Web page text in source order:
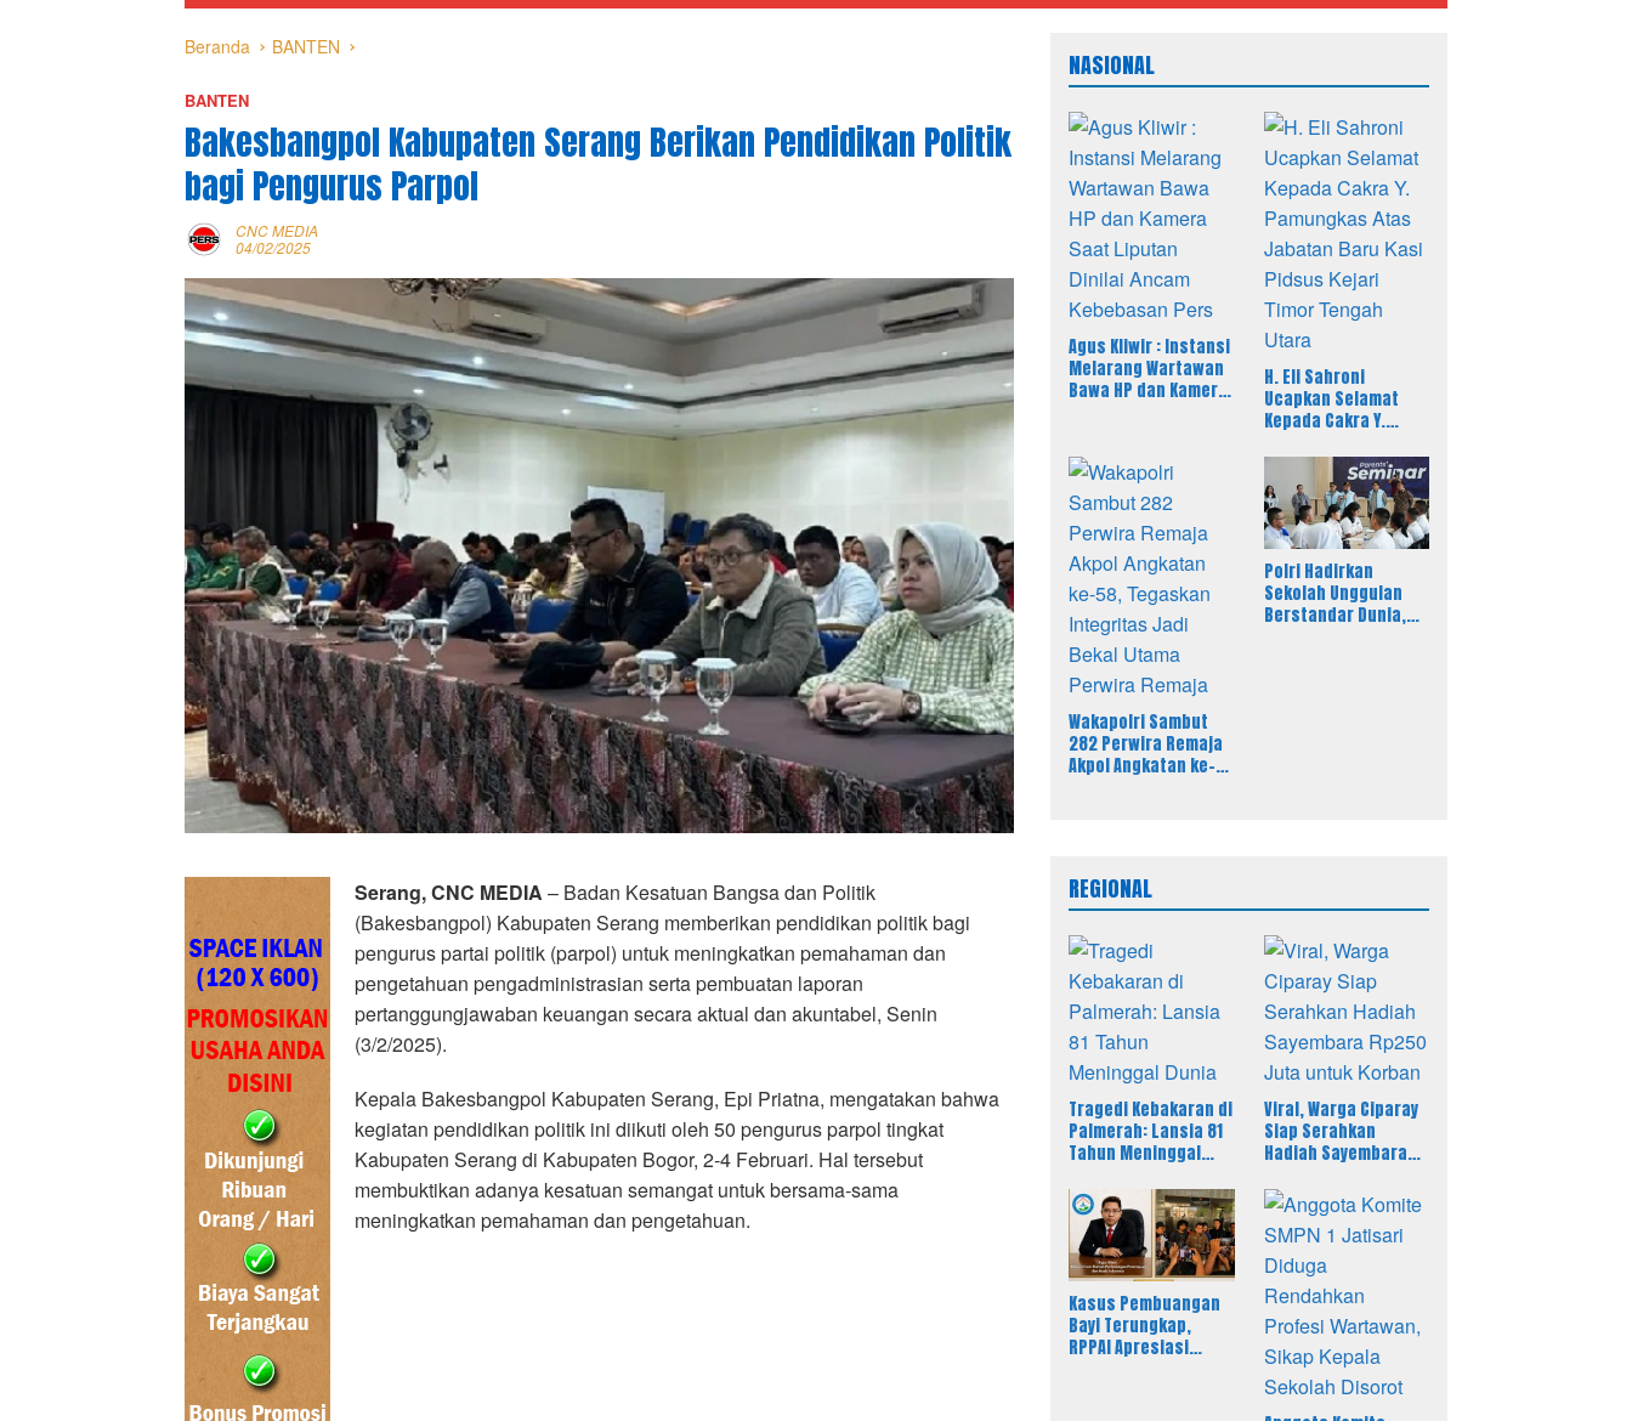
Beranda BANTEN
BANTEN
Bakesbangpol Kabupaten Serang Berikan Pendidikan Politik
bagi Pengurus Parpol
CNC MEDIA
04/02/2025
Serang, CNC MEDIA – Badan Kesatuan Bangsa dan Politik
(Bakesbangpol) Kabupaten Serang memberikan pendidikan politik bagi
pengurus partai politik (parpol) untuk meningkatkan pemahaman dan
pengetahuan pengadministrasian serta pembuatan laporan
pertanggungjawaban keuangan secara aktual dan akuntabel, Senin
(3/2/2025).
Kepala Bakesbangpol Kabupaten Serang, Epi Priatna, mengatakan bahwa
kegiatan pendidikan politik ini diikuti oleh 50 pengurus parpol tingkat
Kabupaten Serang di Kabupaten Bogor, 2-4 Februari. Hal tersebut
membuktikan adanya kesatuan semangat untuk bersama-sama
meningkatkan pemahaman dan pengetahuan.
NASIONAL
Agus Kliwir : Instansi
Melarang Wartawan
Bawa HP dan Kamera
Pers
H. Eli Sahroni
Ucapkan Selamat
Kepada Cakra Y.
Jabatan Baru Kasi
Pidsus Kejari Timor
Tengah Utara
Wakapolri Sambut
282 Perwira Remaja
Akpol Angkatan ke-
Polri Hadirkan
Sekolah Unggulan
Berstandar Dunia,
REGIONAL
Tragedi Kebakaran di
Palmerah: Lansia 81
Tahun Meninggal
Viral, Warga Ciparay
Siap Serahkan
Hadiah Sayembara
Korban
Kasus Pembuangan
Bayi Terungkap,
RPPAI Apresiasi